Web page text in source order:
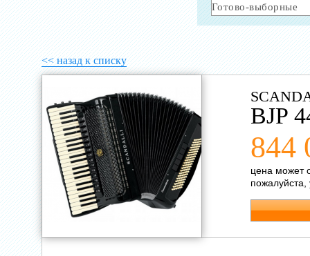
<< назад к списку
BJP
844
цена может
пожалуйста,